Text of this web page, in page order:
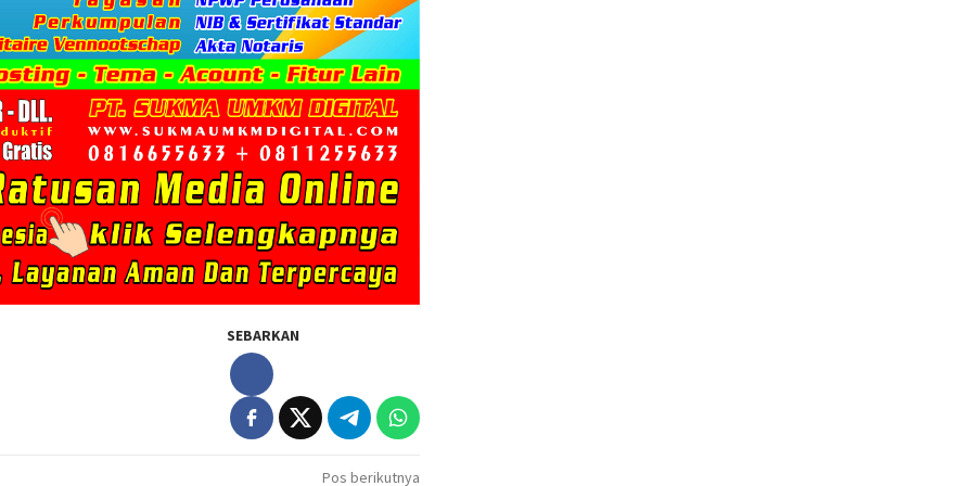
SEBARKAN
Pos berikutnya